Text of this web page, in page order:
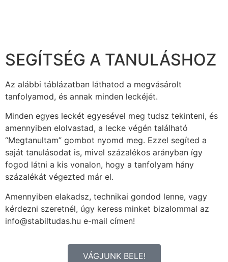
SEGÍTSÉG A TANULÁSHOZ
Az alábbi táblázatban láthatod a megvásárolt
tanfolyamod, és annak minden leckéjét.
Minden egyes leckét egyesével meg tudsz tekinteni, és
amennyiben elolvastad, a lecke végén található
“Megtanultam” gombot nyomd meg. Ezzel segíted a
saját tanulásodat is, mivel százalékos arányban így
fogod látni a kis vonalon, hogy a tanfolyam hány
százalékát végezted már el.
Amennyiben elakadsz, technikai gondod lenne, vagy
kérdezni szeretnél, úgy keress minket bizalommal az
info@stabiltudas.hu e-mail címen!
VÁGJUNK BELE!